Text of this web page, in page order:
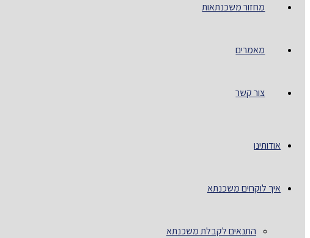
מחזור משכנתאות
מאמרים
צור קשר
אודותינו
איך לוקחים משכנתא
התנאים לקבלת משכנתא